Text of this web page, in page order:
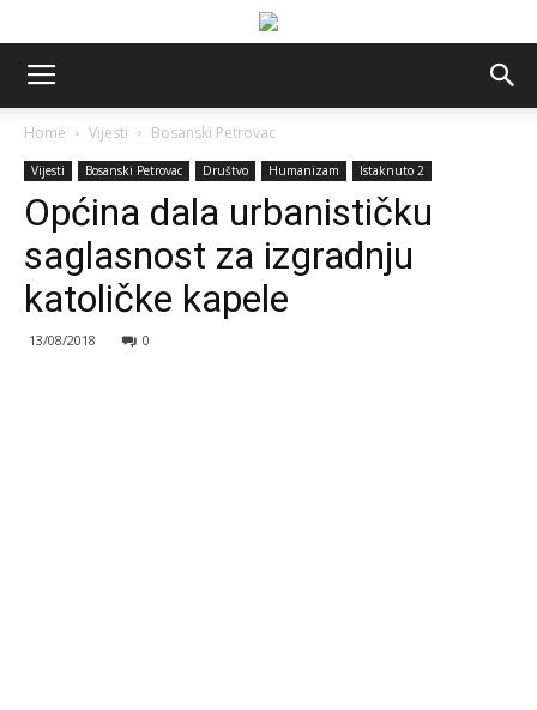
Home Vijesti Bosanski Petrovac
Vijesti Bosanski Petrovac Društvo Humanizam Istaknuto 2
Općina dala urbanističku
saglasnost za izgradnju
katoličke kapele
13/08/2018 0